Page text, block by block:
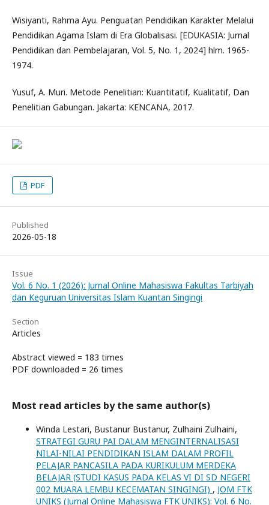
Wisiyanti, Rahma Ayu. Penguatan Pendidikan Karakter Melalui
Pendidikan Agama Islam di Era Globalisasi. [EDUKASIA: Jurnal
Pendidikan dan Pembelajaran, Vol. 5, No. 1, 2024] hlm. 1965-
1974.
Yusuf, A. Muri. Metode Penelitian: Kuantitatif, Kualitatif, Dan
Penelitian Gabungan. Jakarta: KENCANA, 2017.
PDF
Published
2026-05-18
Issue
Vol. 6 No. 1 (2026): Jurnal Online Mahasiswa Fakultas Tarbiyah
dan Keguruan Universitas Islam Kuantan Singingi
Section
Articles
Abstract viewed = 183 times
PDF downloaded = 26 times
Most read articles by the same author(s)
Winda Lestari, Bustanur Bustanur, Zulhaini Zulhaini,
STRATEGI GURU PAI DALAM MENGINTERNALISASI
NILAI-NILAI PENDIDIKAN ISLAM DALAM PROFIL
PELAJAR PANCASILA PADA KURIKULUM MERDEKA
BELAJAR (STUDI KASUS PADA KELAS VI DI SD NEGERI
002 MUARA LEMBU KECEMATAN SINGINGI) , JOM FTK
UNIKS (Jurnal Online Mahasiswa FTK UNIKS): Vol. 6 No.